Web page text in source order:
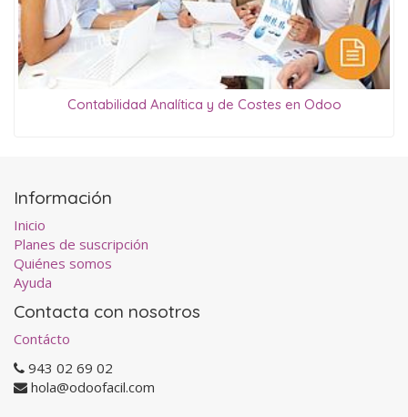
Contabilidad Analítica y de Costes en Odoo
Información
Inicio
Planes de suscripción
Quiénes somos
Ayuda
Contacta con nosotros
Contácto
943 02 69 02
hola@odoofacil.com